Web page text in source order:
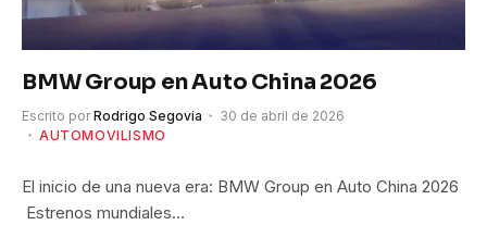
BMW Group en Auto China 2026
Escrito por Rodrigo Segovia
30 de abril de 2026
AUTOMOVILISMO
El inicio de una nueva era: BMW Group en Auto China 2026
Estrenos mundiales…